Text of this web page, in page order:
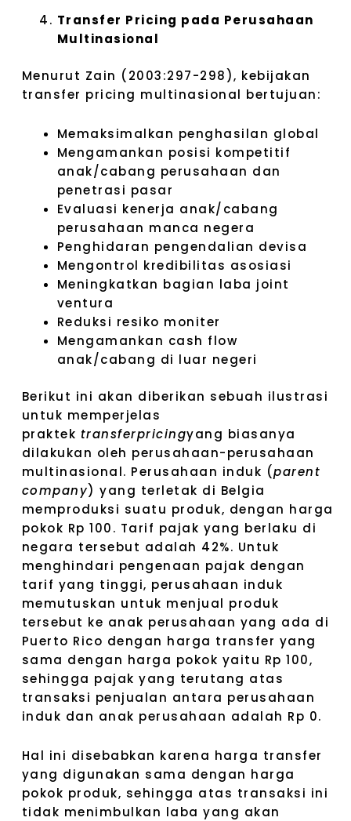
Transfer Pricing pada Perusahaan
Multinasional
Menurut Zain (2003:297-298), kebijakan
transfer pricing multinasional bertujuan:
Memaksimalkan penghasilan global
Mengamankan posisi kompetitif
anak/cabang perusahaan dan
penetrasi pasar
Evaluasi kenerja anak/cabang
perusahaan manca negera
Penghidaran pengendalian devisa
Mengontrol kredibilitas asosiasi
Meningkatkan bagian laba joint
ventura
Reduksi resiko moniter
Mengamankan cash flow
anak/cabang di luar negeri
Berikut ini akan diberikan sebuah ilustrasi
untuk memperjelas
praktek transferpricingyang biasanya
dilakukan oleh perusahaan-perusahaan
multinasional. Perusahaan induk (parent
company) yang terletak di Belgia
memproduksi suatu produk, dengan harga
pokok Rp 100. Tarif pajak yang berlaku di
negara tersebut adalah 42%. Untuk
menghindari pengenaan pajak dengan
tarif yang tinggi, perusahaan induk
memutuskan untuk menjual produk
tersebut ke anak perusahaan yang ada di
Puerto Rico dengan harga transfer yang
sama dengan harga pokok yaitu Rp 100,
sehingga pajak yang terutang atas
transaksi penjualan antara perusahaan
induk dan anak perusahaan adalah Rp 0.
Hal ini disebabkan karena harga transfer
yang digunakan sama dengan harga
pokok produk, sehingga atas transaksi ini
tidak menimbulkan laba yang akan